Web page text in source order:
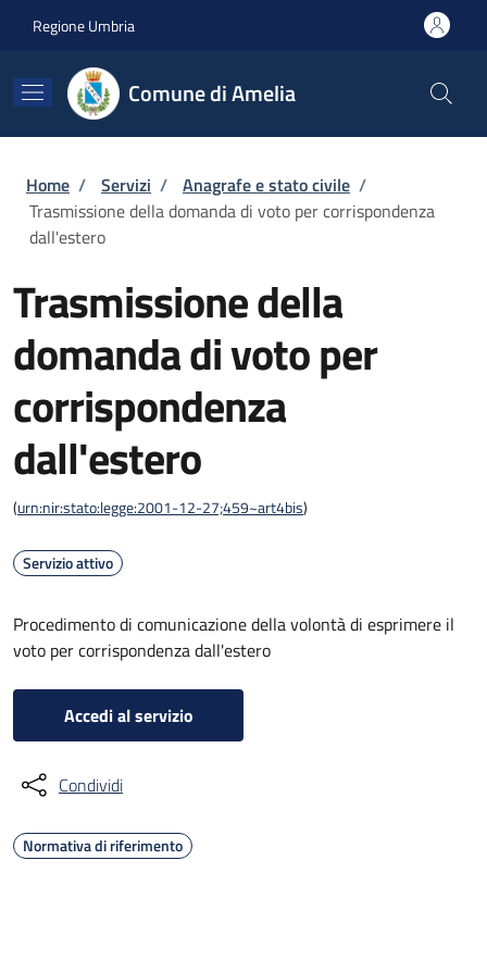
Regione Umbria
Comune di Amelia
Briciole di pane
Home / Servizi / Anagrafe e stato civile /
Trasmissione della domanda di voto per corrispondenza
dall'estero
Trasmissione della
domanda di voto per
corrispondenza
dall'estero
(urn:nir:stato:legge:2001-12-27;459~art4bis)
Servizio attivo
Procedimento di comunicazione della volontà di esprimere il
voto per corrispondenza dall'estero
Accedi al servizio
Condividi
Normativa di riferimento